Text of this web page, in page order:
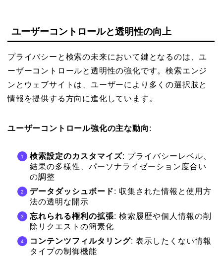
ユーザーコントロールと透明性の向上
プライバシーと検索の未来において鍵となるのは、ユ
ーザーコントロールと透明性の強化です。検索エンジ
ンとウェブサイトは、ユーザーにより多くの選択肢と
情報を提供する方向に進化しています。
ユーザーコントロール強化の主な動向 :
検索設定のカスタマイズ: プライバシーレベル、
結果の多様性、パーソナライゼーション度合い
の調整
データダッシュボード: 収集された情報と使用方
法の透明な開示
忘れられる権利の拡張: 検索履歴や個人情報の削
除リクエストの簡素化
コンテンツフィルタリング: 表示したくない情報
タイプの制御機能